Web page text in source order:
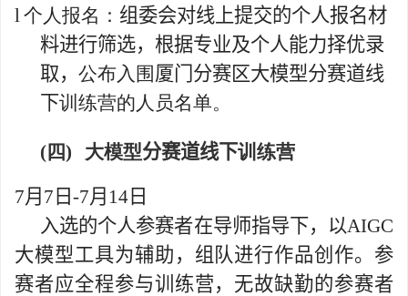
l个人报名： 组委会对线上提交的个人报名材
料进行筛选，根据专业及个人能力择优录
取， 公布入围厦门分赛区大模型分赛道线
下训练营的人员名单。
(四) 大模型分赛道线下训练营
7月 7 日 -7月 14 日
入选的个人参赛者在导师指导下，以AIGC
大模型工具为辅助，组队进行作品创作。参
赛者应全程参与训练营，无故缺勤的参赛者